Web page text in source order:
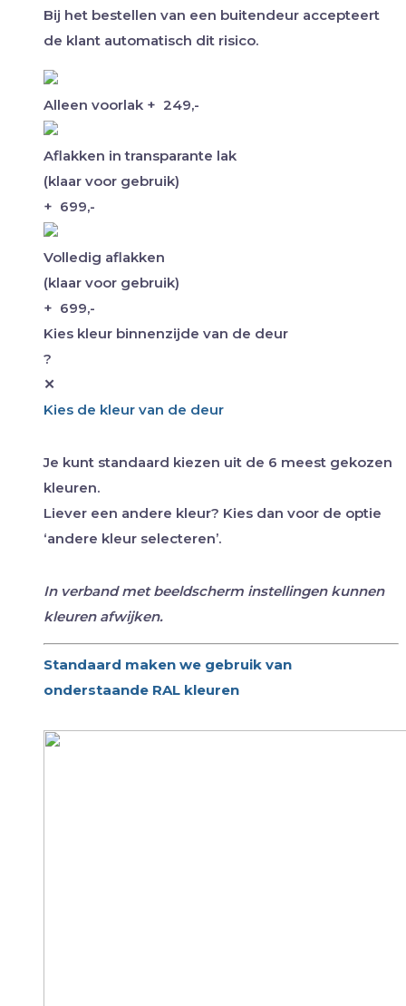
Bij het bestellen van een buitendeur accepteert
de klant automatisch dit risico.
Alleen voorlak + 249,-
Aflakken in transparante lak
(klaar voor gebruik)
+ 699,-
Volledig aflakken
(klaar voor gebruik)
+ 699,-
Kies kleur binnenzijde van de deur
?
✕
Kies de kleur van de deur
Je kunt standaard kiezen uit de 6 meest gekozen
kleuren.
Liever een andere kleur? Kies dan voor de optie
‘andere kleur selecteren’.
In verband met beeldscherm instellingen kunnen
kleuren afwijken.
Standaard maken we gebruik van
onderstaande RAL kleuren